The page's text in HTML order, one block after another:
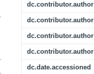
dc.contributor.author
dc.contributor.author
dc.contributor.author
dc.contributor.author
dc.date.accessioned